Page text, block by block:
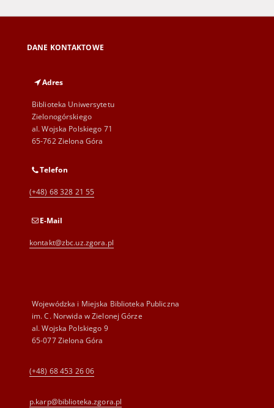
DANE KONTAKTOWE
Adres
Biblioteka Uniwersytetu
Zielonogórskiego
al. Wojska Polskiego 71
65-762 Zielona Góra
Telefon
(+48) 68 328 21 55
E-Mail
kontakt@zbc.uz.zgora.pl
Wojewódzka i Miejska Biblioteka Publiczna
im. C. Norwida w Zielonej Górze
al. Wojska Polskiego 9
65-077 Zielona Góra
(+48) 68 453 26 06
p.karp@biblioteka.zgora.pl